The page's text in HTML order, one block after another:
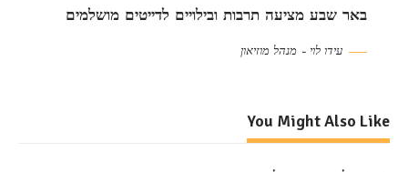
באר שבע מציעה תרבות ובילויים לדייטים מושלמים
עידו לוי – מנהל מוזיאון
You Might Also Like